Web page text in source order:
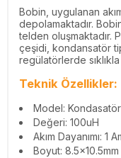
Bobin, uygulanan
depolamaktadır.
telden oluşmaktadır.
çeşidi, kondansatör
regülatörlerde sıklıkla
Teknik Özellikler:
Model:
Değeri: 100uH
Akım Dayanımı: 1
Boyut: 8.5x10.5mm